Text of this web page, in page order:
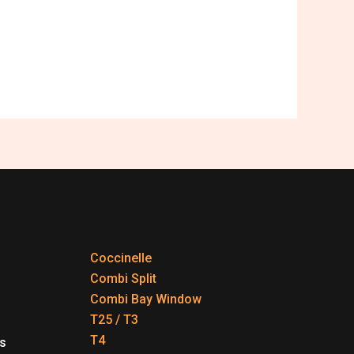
Coccinelle
Combi Split
Combi Bay Window
T25 / T3
T4